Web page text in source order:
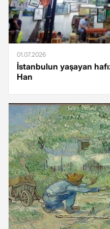
01.07.2026
İstanbulun yaşayan
Han